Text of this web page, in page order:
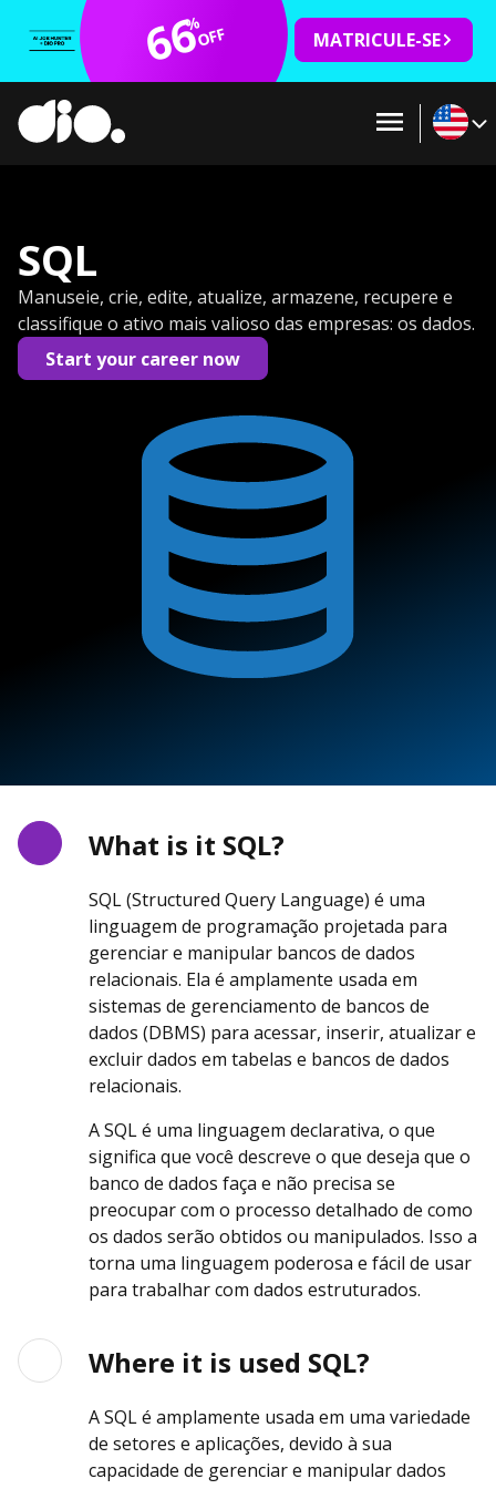
66
%OFF MATRICULE-SE
SQL
Manuseie, crie, edite, atualize, armazene, recupere e
classifique o ativo mais valioso das empresas: os dados.
Start your career now
What is it SQL?
SQL (Structured Query Language) é uma
linguagem de programação projetada para
gerenciar e manipular bancos de dados
relacionais. Ela é amplamente usada em
sistemas de gerenciamento de bancos de
dados (DBMS) para acessar, inserir, atualizar e
excluir dados em tabelas e bancos de dados
relacionais.
A SQL é uma linguagem declarativa, o que
significa que você descreve o que deseja que o
banco de dados faça e não precisa se
preocupar com o processo detalhado de como
os dados serão obtidos ou manipulados. Isso a
torna uma linguagem poderosa e fácil de usar
para trabalhar com dados estruturados.
Where it is used SQL?
A SQL é amplamente usada em uma variedade
de setores e aplicações, devido à sua
capacidade de gerenciar e manipular dados